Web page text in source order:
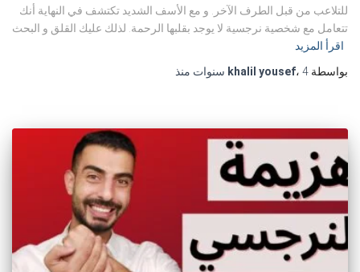
للتلاعب من قبل الطرف الآخر. و مع الأسف الشديد تكتشف في النهاية أنك
تتعامل مع شخصية نرجسية لا يوجد بقلبها الرحمة. لذلك عليك القلق و البحث
اقرأ المزيد
بواسطة
khalil yousef، 4 سنوات منذ